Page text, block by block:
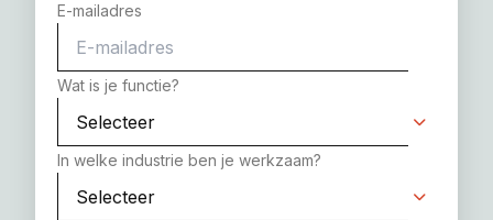
E-mailadres
Wat is je functie?
In welke industrie ben je werkzaam?